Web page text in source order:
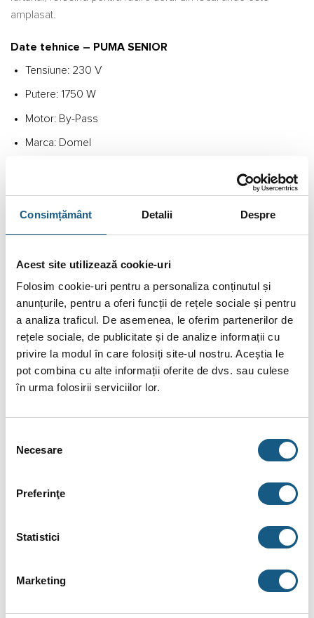
Consimțământ Detalii Despre
Acest site utilizează cookie-uri
Folosim cookie-uri pentru a personaliza conținutul și
anunțurile, pentru a oferi funcții de rețele sociale și pentru
a analiza traficul. De asemenea, le oferim partenerilor de
rețele sociale, de publicitate și de analize informații cu
privire la modul în care folosiți site-ul nostru. Aceștia le
pot combina cu alte informații oferite de dvs. sau culese
în urma folosirii serviciilor lor.
consimțământului
Necesare
Preferinţe
Statistici
Marketing
amplasat.
Date tehnice – PUMA SENIOR
Tensiune: 230 V
Putere: 1750 W
Motor: By-Pass
Marca: Domel
Putere aer: 633 W
Înălțime: 920 mm
Diametru: 310 mm
Capacitate rezervor: 20 l
Cel mai îndepărtat Admisie: 60 m
Zgomot: 62 db
de conducte a sistemului central de vid și la alimentarea cu
energie electrică. Unitatea pornește atunci când un furtun
când este activată funcția ON într-un furtun ON/OFF . Rețineți
conectat la orificii de admisie, astfel încât să intre în contact cu
știfturile metalice din orificiu de admisie. La modelele